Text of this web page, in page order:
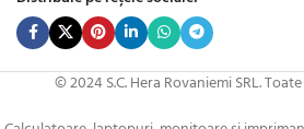
© 2024 S.C. Hera Rovaniemi SRL.